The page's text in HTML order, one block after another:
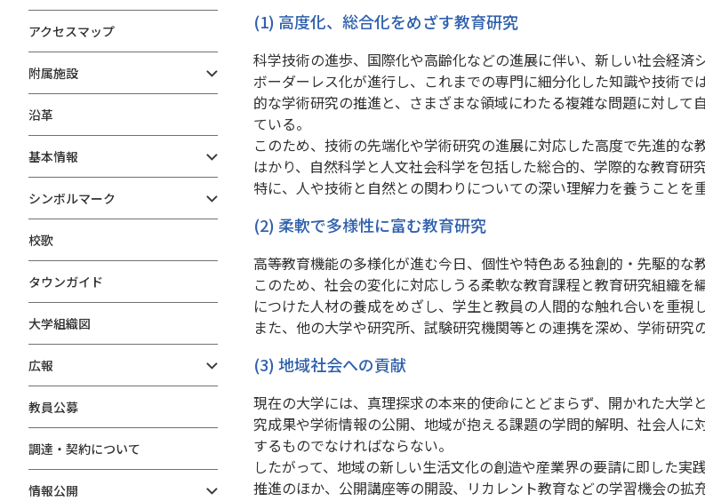
アクセスマップ
附属施設
沿革
基本情報
シンボルマーク
校歌
タウンガイド
大学組織図
広報
教員公募
調達・契約について
情報公開
(1) 高度化、総合化をめざす教育研究
科学技術の進歩、国際化や高齢化などの進展に伴い、新しい社会経
ボーダーレス化が進行し、これまでの専門に細分化した知識や技術
的な学術研究の推進と、さまざまな領域にわたる複雑な問題に対し
ている。
このため、技術の先端化や学術研究の進展に対応した高度で先進的
はかり、自然科学と人文社会科学を包括した総合的、学際的な教育研究
特に、人や技術と自然との関わりについての深い理解力を養うことを
(2) 柔軟で多様性に富む教育研究
高等教育機能の多様化が進む今日、個性や特色ある独創的・先駆的な
このため、社会の変化に対応しうる柔軟な教育課程と教育研究組織
につけた人材の養成をめざし、学生と教員の人間的な触れ合いを重視
また、他の大学や研究所、試験研究機関等との連携を深め、学術研究
(3) 地域社会への貢献
現在の大学には、真理探求の本来的使命にとどまらず、開かれた大
究成果や学術情報の公開、地域が抱える課題の学問的解明、社会人
するものでなければならない。
したがって、地域の新しい生活文化の創造や産業界の要請に即した
推進のほか、公開講座等の開設、リカレント教育などの学習機会の拡